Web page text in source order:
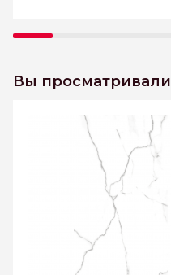
Вы просматривали